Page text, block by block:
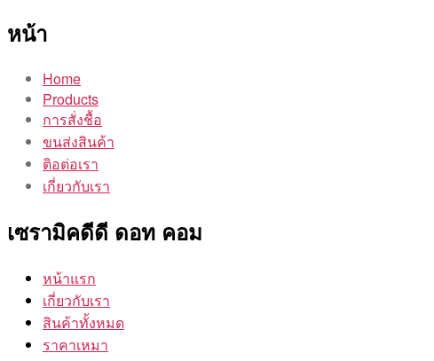
หน้า
Home
Products
การสั่งชื้อ
ขนส่งสินค้า
ติอต่อเรา
เกี่ยวกับเรา
เซรามิคดีดี ดอท คอม
หน้าแรก
เกี่ยวกับเรา
สินค้าทั้งหมด
ราคาเหมา